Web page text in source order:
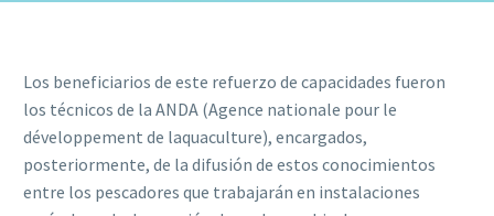
Los beneficiarios de este refuerzo de capacidades fueron
los técnicos de la ANDA (Agence nationale pour le
développement de laquaculture), encargados,
posteriormente, de la difusión de estos conocimientos
entre los pescadores que trabajarán en instalaciones